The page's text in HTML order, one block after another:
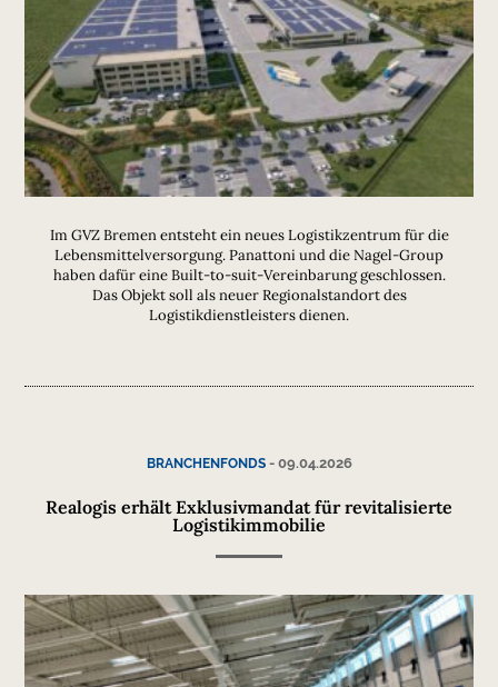
Im GVZ Bremen entsteht ein neues Logistikzentrum für die
Lebensmittelversorgung. Panattoni und die Nagel-Group
haben dafür eine Built-to-suit-Vereinbarung geschlossen.
Das Objekt soll als neuer Regionalstandort des
Logistikdienstleisters dienen.
BRANCHENFONDS- 09.04.2026
Realogis erhält Exklusivmandat für revitalisierte
Logistikimmobilie